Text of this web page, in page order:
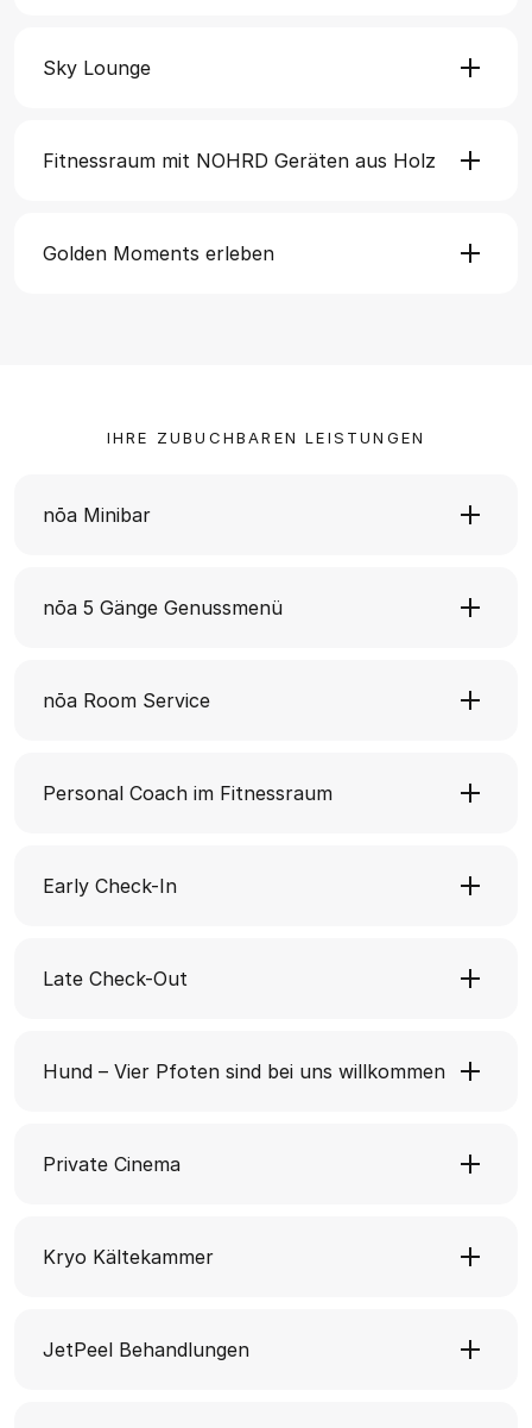
Sky Lounge
Fitnessraum mit NOHRD Geräten aus Holz
Golden Moments erleben
IHRE ZUBUCHBAREN LEISTUNGEN
nōa Minibar
nōa 5 Gänge Genussmenü
nōa Room Service
Personal Coach im Fitnessraum
Early Check-In
Late Check-Out
Hund – Vier Pfoten sind bei uns willkommen
Private Cinema
Kryo Kältekammer
JetPeel Behandlungen